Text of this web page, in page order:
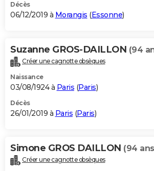
Décès
06/12/2019 à Morangis (Essonne)
Suzanne GROS-DAILLON (94
Créer une cagnotte obsèques
Naissance
03/08/1924 à Paris (Paris)
Décès
26/01/2019 à Paris (Paris)
Simone GROS DAILLON (94
Créer une cagnotte obsèques